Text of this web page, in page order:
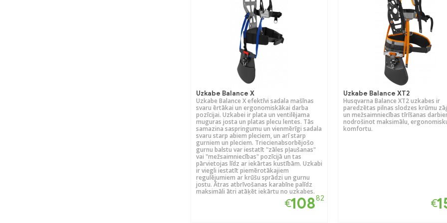
Uzkabe Balance X
Uzkabe Balance X efektīvi sadala mašīnas
svaru ērtākai un ergonomiskākai darba
pozīcijai. Uzkabei ir plata un ventilējama
muguras josta un platas plecu lentes. Tās
samazina saspringumu un vienmērīgi sadala
svaru starp abiem pleciem, un arī starp
gurniem un pleciem. Triecienabsorbējošo
gurnu balstu var iestatīt "zāles pļaušanas"
vai "mežsaimniecības" pozīcijā un tas
pārvietojas līdz ar iekārtas kustībām. Uzkabi
ir viegli iestatīt piemērotākajiem
regulējumiem ar krūšu sprādzi un gurnu
jostu. Ātras atbrīvošanas karabīne palīdz
maksimāli ātri atāķēt iekārtu no uzkabes.
€10882
Uzkabe Balance XT2
Husqvarna Balance XT2 uzkabes ir
paredzētas pilnas slodzes krūmu
un mežsaimniecības tīrīšanas
nodrošinot maksimālu,
komfortu.
€